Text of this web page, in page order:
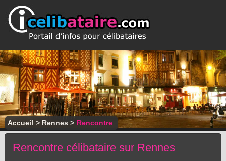
Accueil > Rennes> Rencontre
Rencontre célibataire sur Rennes